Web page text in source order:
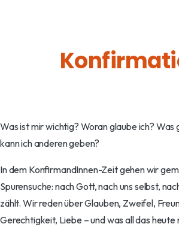
Was ist mir wichtig? Woran glaube ich? Was
kann ich anderen geben?
In dem KonfirmandInnen-Zeit gehen wir
Spurensuche: nach Gott, nach uns selbst,
zählt. Wir reden über Glauben, Zweifel,
Gerechtigkeit, Liebe – und was all das heute